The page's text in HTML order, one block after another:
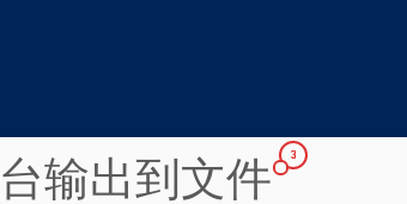
台输出到文件
3